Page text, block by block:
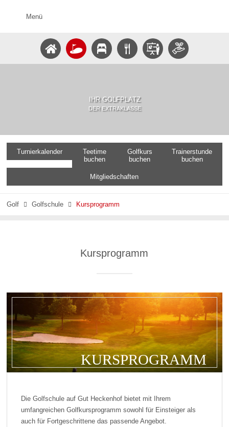
Menü
IHR GOLFPLATZ
DER EXTRAKLASSE
Turnierkalender
Teetime
buchen
Golfkurs
buchen
Trainerstunde
buchen
Mitgliedschaften
Golf  Golfschule  Kursprogramm
Kursprogramm
KURSPROGRAMM
Die Golfschule auf Gut Heckenhof bietet mit Ihrem
umfangreichen Golfkursprogramm sowohl für Einsteiger als
auch für Fortgeschrittene das passende Angebot.